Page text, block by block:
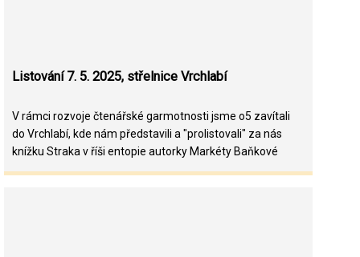
Listování 7. 5. 2025, střelnice Vrchlabí
V rámci rozvoje čtenářské garmotnosti jsme o5 zavítali
do Vrchlabí, kde nám představili a "prolistovali" za nás
knížku Straka v říši entopie autorky Markéty Baňkové